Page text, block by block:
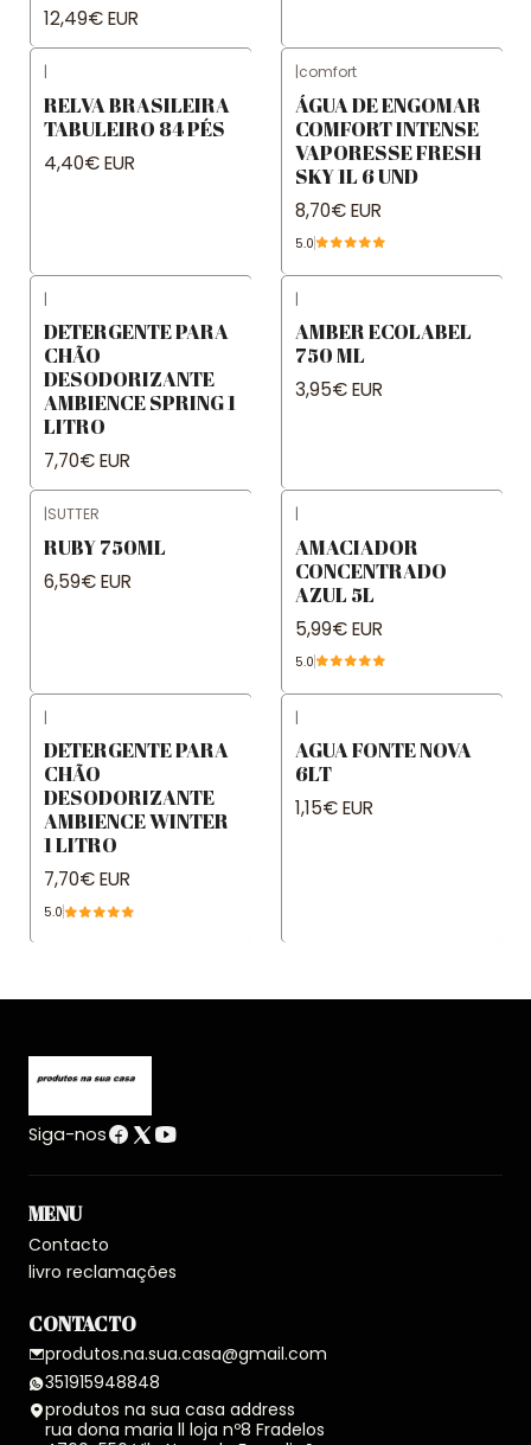
12,49€ EUR
|
RELVA BRASILEIRA
TABULEIRO 84 PÉS
4,40€ EUR
|comfort
ÁGUA DE ENGOMAR
COMFORT INTENSE
VAPORESSE FRESH
SKY 1L 6 UND
8,70€ EUR
5.0
|
DETERGENTE PARA
CHÃO
DESODORIZANTE
AMBIENCE SPRING 1
LITRO
7,70€ EUR
|
AMBER ECOLABEL
750 ML
3,95€ EUR
|SUTTER
RUBY 750ML
6,59€ EUR
|
AMACIADOR
CONCENTRADO
AZUL 5L
5,99€ EUR
5.0
|
DETERGENTE PARA
CHÃO
DESODORIZANTE
AMBIENCE WINTER
1 LITRO
7,70€ EUR
5.0
|
AGUA FONTE NOVA
6LT
1,15€ EUR
Siga-nos
MENU
Contacto
livro reclamações
CONTACTO
produtos.na.sua.casa@gmail.com
351915948848
produtos na sua casa address
rua dona maria ll loja nº8 Fradelos